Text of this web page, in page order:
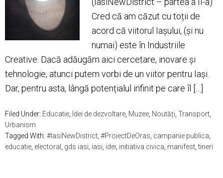
Cred că am căzut cu toții de
acord că viitorul Iașului, (și nu
numai) este în Industriile
Creative. Dacă adăugăm aici cercetare, inovare și
tehnologie, atunci putem vorbi de un viitor pentru Iași.
Dar, pentru asta, lângă potențialul infinit pe care îl […]
Filed Under: Educatie Idei de dezvoltare Muzee Noutăți Transport
Urbanism
Tagged With: #IasiNewDistrict #ProiectDeOras campanie publica
educatie electoral gds iasi iasi idei initiativa civica manifest ,tineri